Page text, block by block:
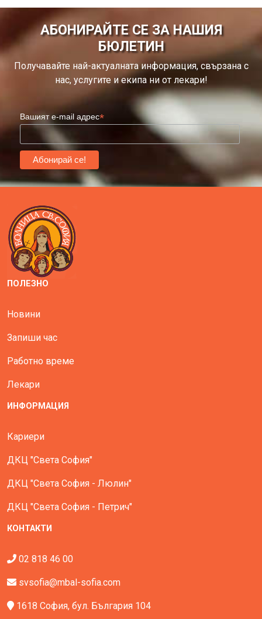
АБОНИРАЙТЕ СЕ ЗА НАШИЯ
БЮЛЕТИН
Получавайте най-актуалната информация, свързана с
нас, услугите и екипа ни от лекари!
Вашият e-mail адрес*
ПОЛЕЗНО
Новини
Запиши час
Работно време
Лекари
ИНФОРМАЦИЯ
Кариери
ДКЦ "Света София"
ДКЦ "Света София - Люлин"
ДКЦ "Света София - Петрич"
КОНТАКТИ
02 818 46 00
svsofia@mbal-sofia.com
1618 София, бул. България 104